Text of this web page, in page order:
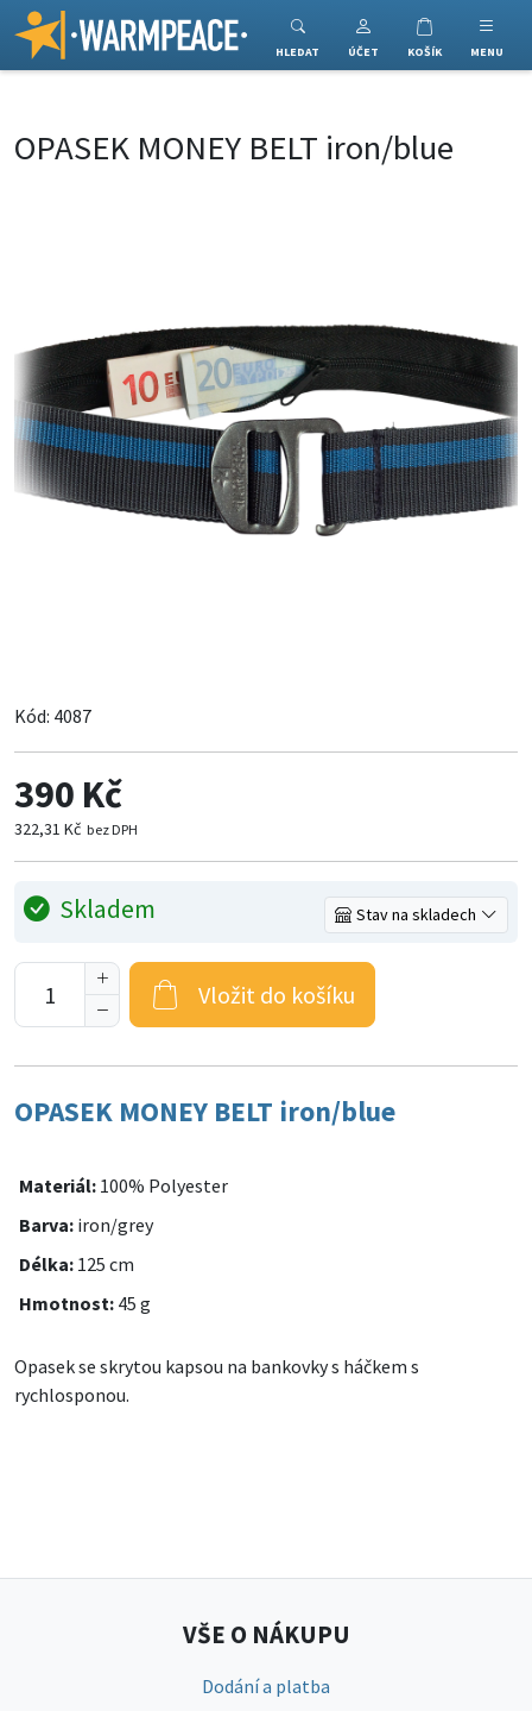
Warmpeace
HLEDAT ÚČET KOŠÍK MENU
OPASEK MONEY BELT iron/blue
Kód: 4087
390 Kč
322,31 Kč bez DPH
Skladem Stav na skladech
Vložit do košíku
OPASEK MONEY BELT iron/blue
Materiál: 100% Polyester
Barva: iron/grey
Délka: 125 cm
Hmotnost: 45 g
Opasek se skrytou kapsou na bankovky s háčkem s
rychlosponou.
VŠE O NÁKUPU
Dodání a platba